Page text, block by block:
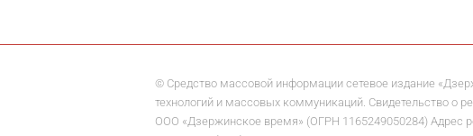
© Средство массовой информации сетевое издание
технологий и массовых коммуникаций. Свидетельство о
ООО «Дзержинское время» (ОГРН 1165249050284) Адрес